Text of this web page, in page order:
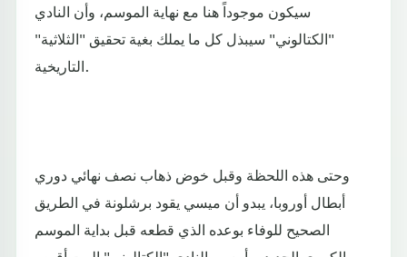
سيكون موجوداً هنا مع نهاية الموسم، وأن النادي
"الكتالوني" سيبذل كل ما يملك بغية تحقيق "الثلاثية"
التاريخية.
وحتى هذه اللحظة وقبل خوض ذهاب نصف نهائي دوري
أبطال أوروبا، يبدو أن ميسي يقود برشلونة في الطريق
الصحيح للوفاء بوعده الذي قطعه قبل بداية الموسم